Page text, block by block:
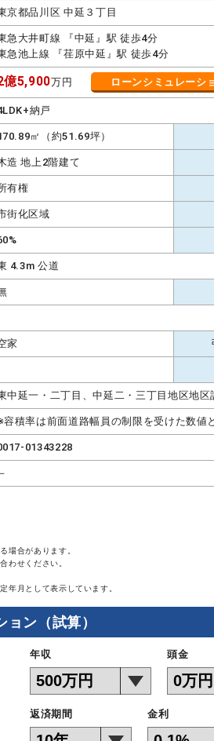
京都品川区 中延３丁目
急大井町線 『中延』駅 徒歩4分
急池上線 『荏原中延』駅 徒歩4分
億5,900万円 ローンシミュレーシ
納戸
㎡（約51.69坪）
造 地上2階建て
有権
街化区域
4.3m 公道
家
中延一・二丁目、中延二・三丁目地区地
容積率は前面道路幅員の制限を受けた数値
01343228
－
場合があります。
わせください。
年月として表示しています。
ン（試算）
年収 頭金
返済期間 金利